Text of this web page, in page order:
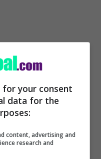
importanti che
proprio quello
il messaggio da
your consent
data for the
content, advertising and
research and